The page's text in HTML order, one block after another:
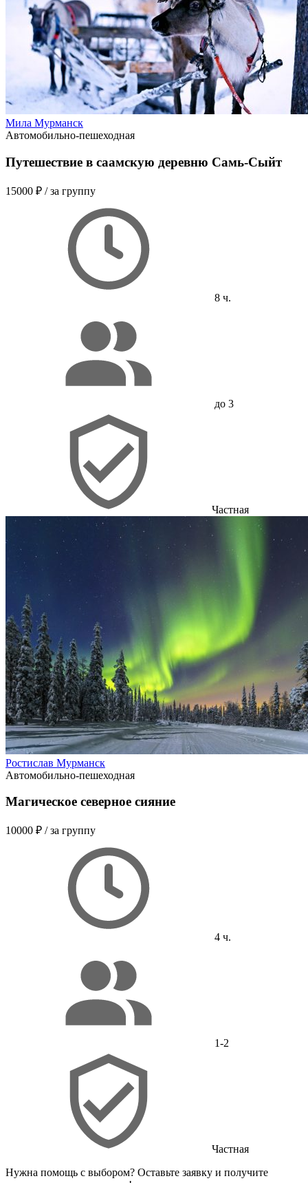
Мила Мурманск
Автомобильно-пешеходная
Путешествие в саамскую деревню Самь-Сыйт
15000 ₽ / за группу
8 ч.
до 3
Частная
Ростислав Мурманск
Автомобильно-пешеходная
Магическое северное сияние
10000 ₽ / за группу
4 ч.
1-2
Частная
Нужна помощь с выбором? Оставьте заявку и получите